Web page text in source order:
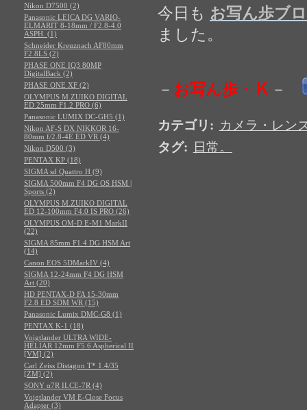
今日も お写ん歩ブ
ました。
－ お写ん歩・ Ｋ －
カテゴリ : カメラ・レン
タグ: 日常。
Nikon D7500 (2)
Panasonic LEICA DG VARIO-
ELMARIT 8-18mm / F2.8-4.0
ASPH. (1)
Schneider Kreuznach AF80mm
F2.8LS (2)
PHASE ONE IQ3 80MP
DigitalBack (2)
PHASE ONE XF (2)
OLYMPUS M.ZUIKO DIGITAL
ED 25mm F1.2 PRO (6)
Panasonic LUMIX DC-GH5 (1)
Nikon AF-S DX NIKKOR 16-
80mm f/2.8-4E ED VR (4)
Nikon D500 (3)
PENTAX KP (18)
SIGMA sd Quattro H (9)
SIGMA 500mm F4 DG OS HSM |
Sports (2)
OLYMPUS M.ZUIKO DIGITAL
ED 12-100mm F4.0 IS PRO (26)
OLYMPUS OM-D E-M1 MarkII
(22)
SIGMA 85mm F1.4 DG HSM Art
(14)
Canon EOS 5DMarkIV (4)
SIGMA 12-24mm F4 DG HSM
Art (20)
HD PENTAX-D FA 15-30mm
F2.8 ED SDM WR (15)
Panasonic Lumix DMC-G8 (1)
PENTAX K-1 (18)
Voigtlander ULTRA WIDE-
HELIAR 12mm F5.6 Aspherical II
[VM] (2)
Carl Zeiss Distagon T* 1.4/35
[ZM] (2)
SONY α7R ILCE-7R (4)
Voigtlander VM E-Close Focus
Adapter (3)